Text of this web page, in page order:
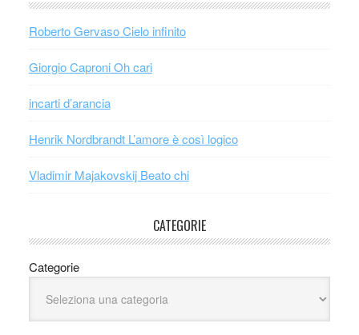
Roberto Gervaso Cielo infinito
Giorgio Caproni Oh cari
incarti d’arancia
Henrik Nordbrandt L’amore è così logico
Vladimir Majakovskij Beato chi
CATEGORIE
Categorie